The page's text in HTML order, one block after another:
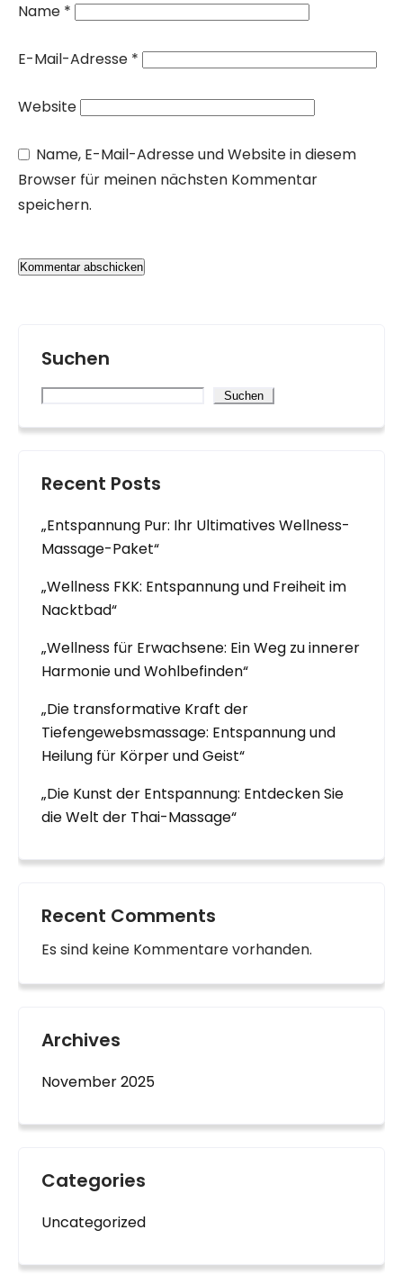
Name *
E-Mail-Adresse *
Website
Name, E-Mail-Adresse und Website in diesem
Browser für meinen nächsten Kommentar
speichern.
Suchen
Suchen
Recent Posts
„Entspannung Pur: Ihr Ultimatives Wellness-
Massage-Paket“
„Wellness FKK: Entspannung und Freiheit im
Nacktbad“
„Wellness für Erwachsene: Ein Weg zu innerer
Harmonie und Wohlbefinden“
„Die transformative Kraft der
Tiefengewebsmassage: Entspannung und
Heilung für Körper und Geist“
„Die Kunst der Entspannung: Entdecken Sie
die Welt der Thai-Massage“
Recent Comments
Es sind keine Kommentare vorhanden.
Archives
November 2025
Categories
Uncategorized